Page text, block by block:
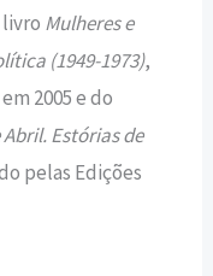
livro Mulheres e
(1949-1973),
2005 e do
Estórias de
pelas Edições